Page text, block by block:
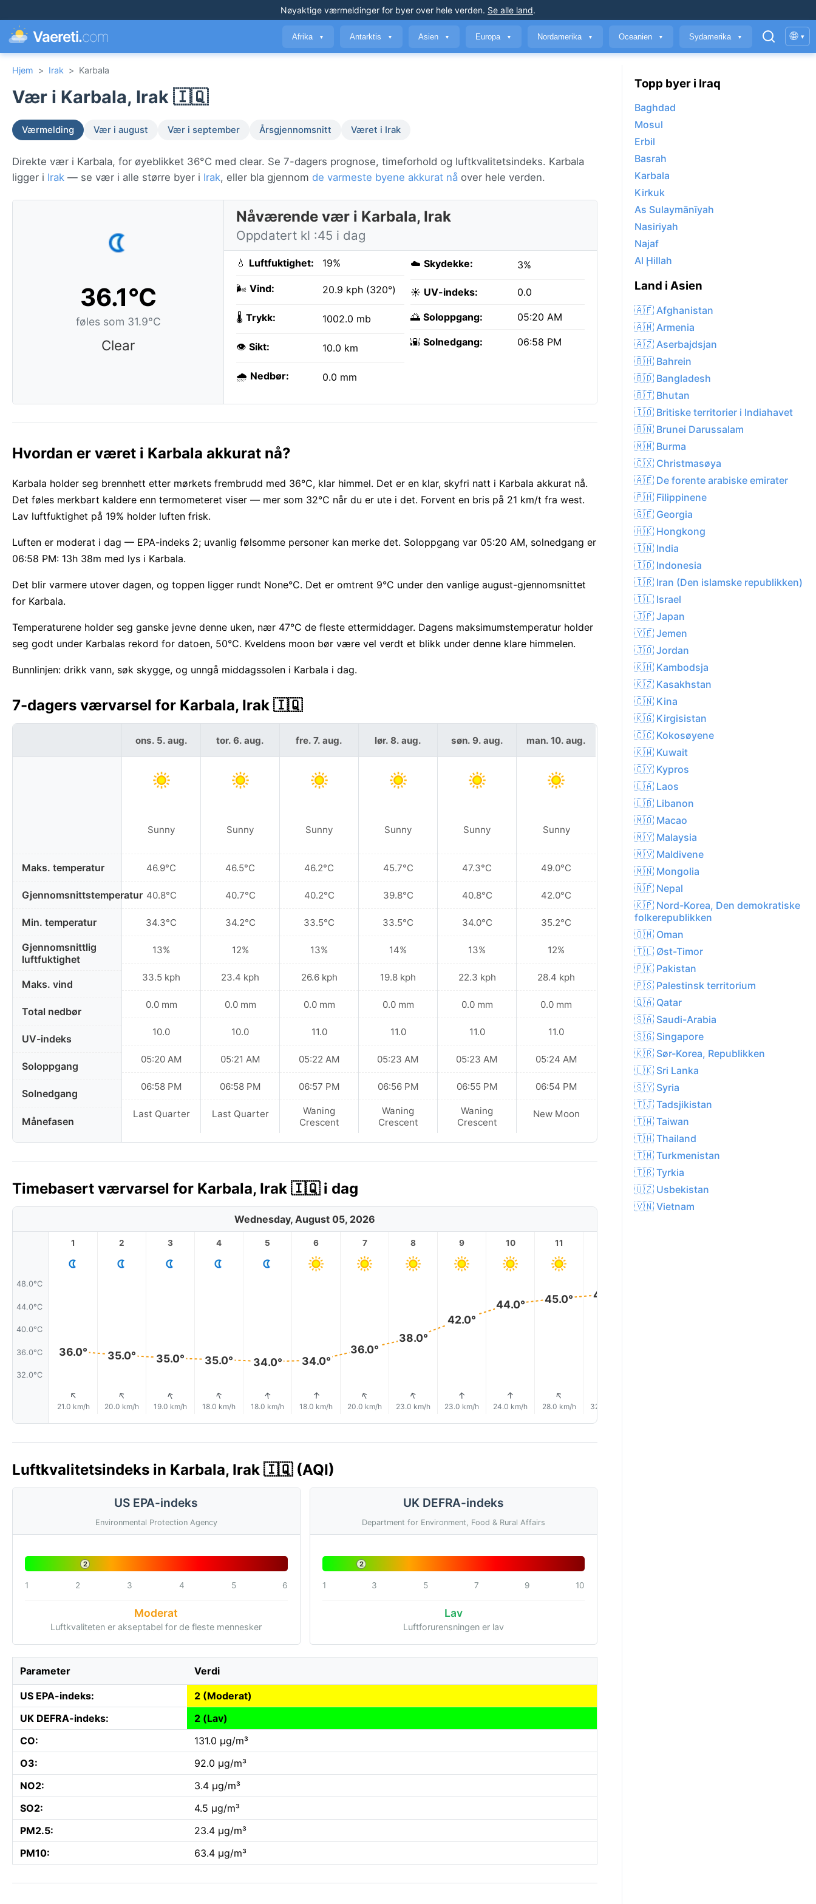
Nøyaktige værmeldinger for byer over hele verden. Se alle land.
Vaereti.com Afrika ▼ Antarktis ▼ Asien ▼ Europa ▼ Nordamerika ▼ Oceanien ▼ Sydamerika ▼ 🌐 ▾
Hjem > Irak > Karbala
Vær i Karbala, Irak 🇮🇶
Værmelding Vær i august Vær i september Årsgjennomsnitt Været i Irak
Direkte vær i Karbala, for øyeblikket 36°C med clear. Se 7-dagers prognose, timeforhold og luftkvalitetsindeks. Karbala
ligger i Irak — se vær i alle større byer i Irak, eller bla gjennom de varmeste byene akkurat nå over hele verden.
36.1°C
føles som 31.9°C
Clear
Nåværende vær i Karbala, Irak
Oppdatert kl :45 i dag
💧 Luftfuktighet: 19%
🌬️ Vind: 20.9 kph (320°)
🌡️ Trykk: 1002.0 mb
👁️ Sikt: 10.0 km
🌧️ Nedbør: 0.0 mm
☁️ Skydekke: 3%
☀️ UV-indeks: 0.0
🌅 Soloppgang: 05:20 AM
🌇 Solnedgang: 06:58 PM
Hvordan er været i Karbala akkurat nå?
Karbala holder seg brennhett etter mørkets frembrudd med 36°C, klar himmel. Det er en klar, skyfri natt i Karbala akkurat nå.
Det føles merkbart kaldere enn termometeret viser — mer som 32°C når du er ute i det. Forvent en bris på 21 km/t fra west.
Lav luftfuktighet på 19% holder luften frisk.
Luften er moderat i dag — EPA-indeks 2; uvanlig følsomme personer kan merke det. Soloppgang var 05:20 AM, solnedgang er
06:58 PM: 13h 38m med lys i Karbala.
Det blir varmere utover dagen, og toppen ligger rundt None°C. Det er omtrent 9°C under den vanlige august-gjennomsnittet
for Karbala.
Temperaturene holder seg ganske jevne denne uken, nær 47°C de fleste ettermiddager. Dagens maksimumstemperatur holder
seg godt under Karbalas rekord for datoen, 50°C. Kveldens moon bør være vel verdt et blikk under denne klare himmelen.
Bunnlinjen: drikk vann, søk skygge, og unngå middagssolen i Karbala i dag.
7-dagers værvarsel for Karbala, Irak 🇮🇶
Maks. temperatur
Gjennomsnittstemperatur
Min. temperatur
Gjennomsnittlig
luftfuktighet
Maks. vind
Total nedbør
UV-indeks
Soloppgang
Solnedgang
Månefasen
ons. 5. aug.
Sunny
46.9°C
40.8°C
34.3°C
13%
33.5 kph
0.0 mm
10.0
05:20 AM
06:58 PM
Last Quarter
tor. 6. aug.
Sunny
46.5°C
40.7°C
34.2°C
12%
23.4 kph
0.0 mm
10.0
05:21 AM
06:58 PM
Last Quarter
fre. 7. aug.
Sunny
46.2°C
40.2°C
33.5°C
13%
26.6 kph
0.0 mm
11.0
05:22 AM
06:57 PM
Waning
Crescent
lør. 8. aug.
Sunny
45.7°C
39.8°C
33.5°C
14%
19.8 kph
0.0 mm
11.0
05:23 AM
06:56 PM
Waning
Crescent
søn. 9. aug.
Sunny
47.3°C
40.8°C
34.0°C
13%
22.3 kph
0.0 mm
11.0
05:23 AM
06:55 PM
Waning
Crescent
man. 10. aug.
Sunny
49.0°C
42.0°C
35.2°C
12%
28.4 kph
0.0 mm
11.0
05:24 AM
06:54 PM
New Moon
Timebasert værvarsel for Karbala, Irak 🇮🇶 i dag
Wednesday, August 05, 2026
48.0°C
44.0°C
40.0°C
36.0°C
32.0°C
1
36.0°
↑
21.0 km/h
2
35.0°
↑
20.0 km/h
3
35.0°
↑
19.0 km/h
4
35.0°
↑
18.0 km/h
5
34.0°
↑
18.0 km/h
6
34.0°
↑
18.0 km/h
7
36.0°
↑
20.0 km/h
8
38.0°
↑
23.0 km/h
9
42.0°
↑
23.0 km/h
10
44.0°
↑
24.0 km/h
11
45.0°
↑
28.0 km/h
46.0°
32.0 km/h
Luftkvalitetsindeks in Karbala, Irak 🇮🇶 (AQI)
US EPA-indeks
Environmental Protection Agency
2
1 2 3 4 5 6
Moderat
Luftkvaliteten er akseptabel for de fleste mennesker
UK DEFRA-indeks
Department for Environment, Food & Rural Affairs
2
1 3 5 7 9 10
Lav
Luftforurensningen er lav
Parameter Verdi
US EPA-indeks:
2 (Moderat)
UK DEFRA-indeks:
2 (Lav)
CO:
131.0 µg/m³
O3:
92.0 µg/m³
NO2:
3.4 µg/m³
SO2:
4.5 µg/m³
PM2.5:
23.4 µg/m³
PM10:
63.4 µg/m³
Topp byer i Iraq
Baghdad
Mosul
Erbil
Basrah
Karbala
Kirkuk
As Sulaymānīyah
Nasiriyah
Najaf
Al Ḩillah
Land i Asien
🇦🇫 Afghanistan
🇦🇲 Armenia
🇦🇿 Aserbajdsjan
🇧🇭 Bahrein
🇧🇩 Bangladesh
🇧🇹 Bhutan
🇮🇴 Britiske territorier i Indiahavet
🇧🇳 Brunei Darussalam
🇲🇲 Burma
🇨🇽 Christmasøya
🇦🇪 De forente arabiske emirater
🇵🇭 Filippinene
🇬🇪 Georgia
🇭🇰 Hongkong
🇮🇳 India
🇮🇩 Indonesia
🇮🇷 Iran (Den islamske republikken)
🇮🇱 Israel
🇯🇵 Japan
🇾🇪 Jemen
🇯🇴 Jordan
🇰🇭 Kambodsja
🇰🇿 Kasakhstan
🇨🇳 Kina
🇰🇬 Kirgisistan
🇨🇨 Kokosøyene
🇰🇼 Kuwait
🇨🇾 Kypros
🇱🇦 Laos
🇱🇧 Libanon
🇲🇴 Macao
🇲🇾 Malaysia
🇲🇻 Maldivene
🇲🇳 Mongolia
🇳🇵 Nepal
🇰🇵 Nord-Korea, Den demokratiske
folkerepublikken
🇴🇲 Oman
🇹🇱 Øst-Timor
🇵🇰 Pakistan
🇵🇸 Palestinsk territorium
🇶🇦 Qatar
🇸🇦 Saudi-Arabia
🇸🇬 Singapore
🇰🇷 Sør-Korea, Republikken
🇱🇰 Sri Lanka
🇸🇾 Syria
🇹🇯 Tadsjikistan
🇹🇼 Taiwan
🇹🇭 Thailand
🇹🇲 Turkmenistan
🇹🇷 Tyrkia
🇺🇿 Usbekistan
🇻🇳 Vietnam